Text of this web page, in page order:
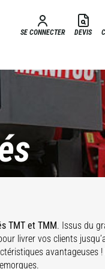
SE CONNECTER DEVIS
TMT et TMM. Issus du
livrer vos clients
avantageuses